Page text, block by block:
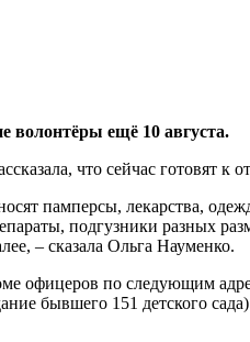
волонтёры ещё 10 августа.
что сейчас готовят к
памперсы, лекарства,
подгузники разных
– сказала Ольга Науменко.
по следующим
бывшего 151 детского